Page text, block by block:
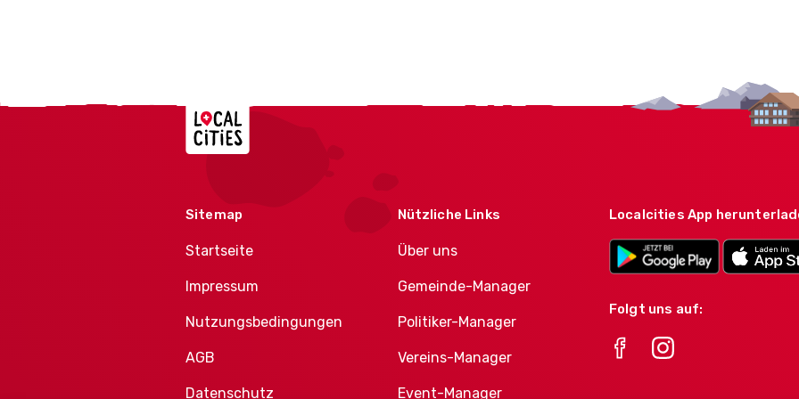
Localcities
Sitemap
Startseite
Impressum
Nutzungsbedingungen
AGB
Datenschutz
Nützliche Links
Über uns
Gemeinde-Manager
Politiker-Manager
Vereins-Manager
Event-Manager
Localcities App
Folgt uns auf: